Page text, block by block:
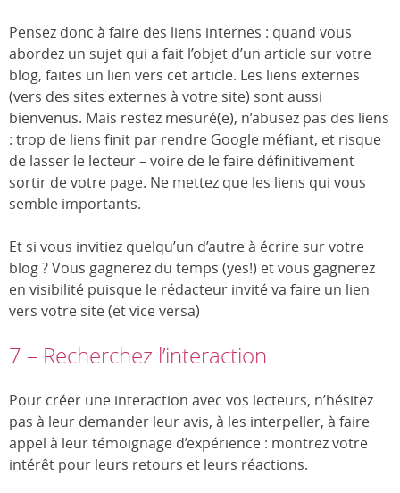
Pensez donc à faire des liens internes : quand vous
abordez un sujet qui a fait l’objet d’un article sur votre
blog, faites un lien vers cet article. Les liens externes
(vers des sites externes à votre site) sont aussi
bienvenus. Mais restez mesuré(e), n’abusez pas des liens
: trop de liens finit par rendre Google méfiant, et risque
de lasser le lecteur – voire de le faire définitivement
sortir de votre page. Ne mettez que les liens qui vous
semble importants.
Et si vous invitiez quelqu’un d’autre à écrire sur votre
blog ? Vous gagnerez du temps (yes!) et vous gagnerez
en visibilité puisque le rédacteur invité va faire un lien
vers votre site (et vice versa)
7 – Recherchez l’interaction
Pour créer une interaction avec vos lecteurs, n’hésitez
pas à leur demander leur avis, à les interpeller, à faire
appel à leur témoignage d’expérience : montrez votre
intérêt pour leurs retours et leurs réactions.